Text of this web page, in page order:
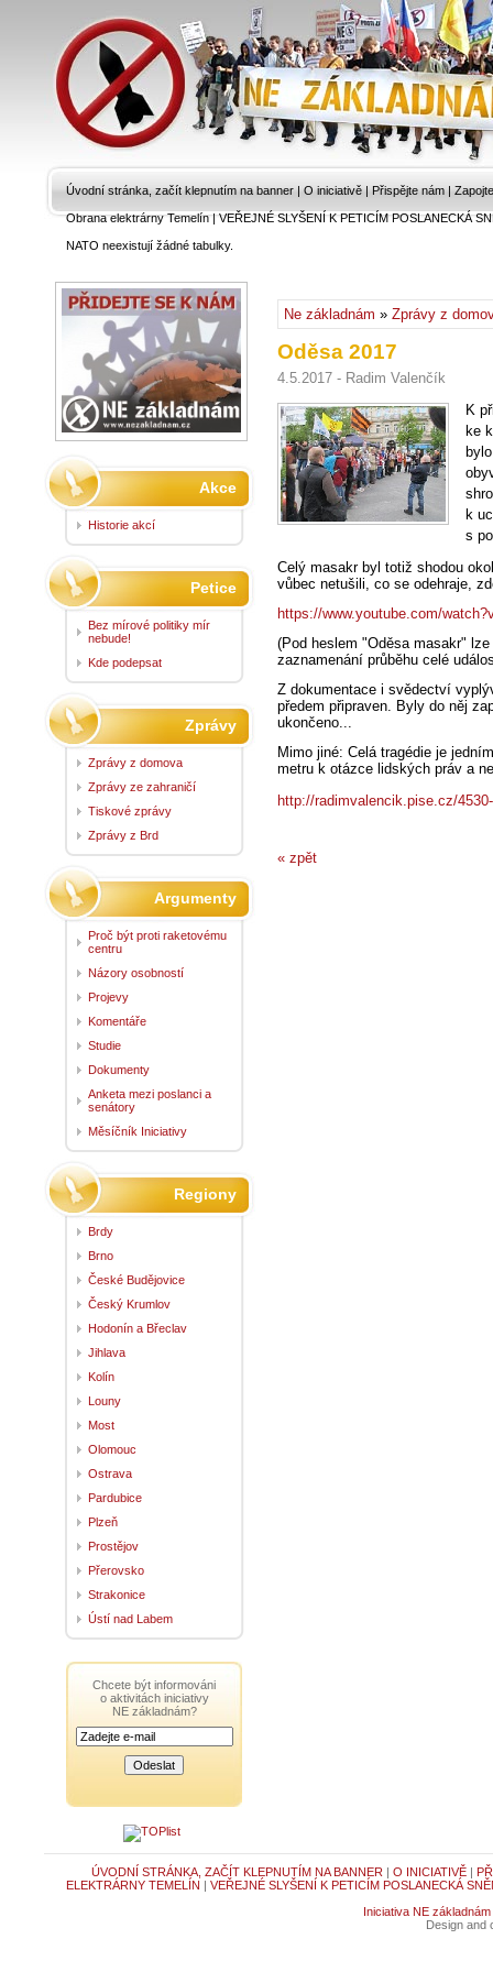
Úvodní stránka, začít klepnutím na banner | O iniciativě | Přispějte nám |
Obrana elektrárny Temelín|VEŘEJNÉ SLYŠENÍ K PETICÍM POSLANECKÁ
NATO neexistují žádné tabulky.
Ne základnám » Zprávy z
Oděsa 2017
4.5.2017 - Radim Valenčík
K
ke
k
s
Celý masakr byl totiž shodou
vůbec netušili, co se odehraje,
https://www.youtube.com/
(Pod heslem "Oděsa masakr"
zaznamenání průběhu celé
Z dokumentace i svědectví
předem připraven. Byly do něj
ukončeno...
Mimo jiné: Celá tragédie je
metru k otázce lidských práv a
http://radimvalencik.pise.cz/
« zpět
Akce
Historie akcí
Petice
Bez mírové politiky mír
nebude!
Kde podepsat
Zprávy
Zprávy z domova
Zprávy ze zahraničí
Tiskové zprávy
Zprávy z Brd
Argumenty
Proč být proti raketovému
centru
Názory osobností
Projevy
Komentáře
Studie
Dokumenty
Anketa mezi poslanci a
senátory
Měsíčník Iniciativy
Regiony
Brdy
Brno
České Budějovice
Český Krumlov
Hodonín a Břeclav
Jihlava
Kolín
Louny
Most
Olomouc
Ostrava
Pardubice
Plzeň
Prostějov
Přerovsko
Strakonice
Ústí nad Labem
Chcete být informováni
o aktivitách iniciativy
NE základnám?
ÚVODNÍ STRÁNKA, ZAČÍT KLEPNUTÍM NA BANNER | O INICIATIVĚ|
ELEKTRÁRNY TEMELÍN | VEŘEJNÉ SLYŠENÍ K PETICÍM POSLANECKÁ
Iniciativa NE základnám
Design and